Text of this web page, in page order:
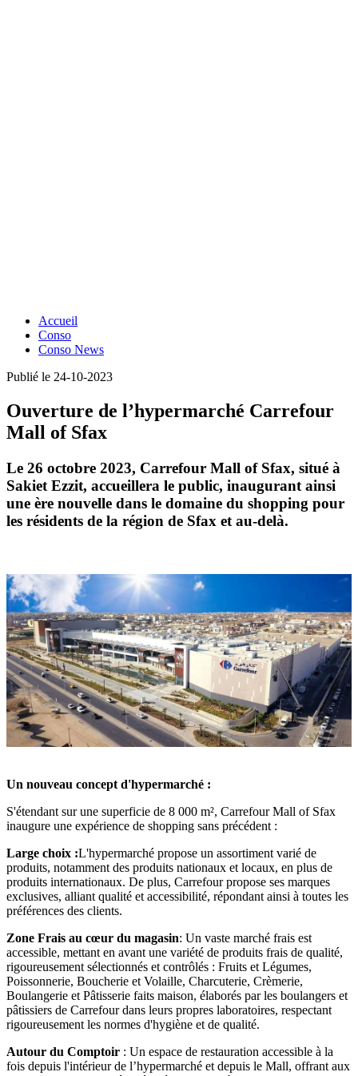
Accueil
Conso
Conso News
Publié le 24-10-2023
Ouverture de l’hypermarché Carrefour
Mall of Sfax
Le 26 octobre 2023, Carrefour Mall of Sfax, situé à
Sakiet Ezzit, accueillera le public, inaugurant ainsi
une ère nouvelle dans le domaine du shopping pour
les résidents de la région de Sfax et au-delà.
Un nouveau concept d'hypermarché :
S'étendant sur une superficie de 8 000 m², Carrefour Mall of Sfax
inaugure une expérience de shopping sans précédent :
Large choix :L'hypermarché propose un assortiment varié de
produits, notamment des produits nationaux et locaux, en plus de
produits internationaux. De plus, Carrefour propose ses marques
exclusives, alliant qualité et accessibilité, répondant ainsi à toutes les
préférences des clients.
Zone Frais au cœur du magasin: Un vaste marché frais est
accessible, mettant en avant une variété de produits frais de qualité,
rigoureusement sélectionnés et contrôlés : Fruits et Légumes,
Poissonnerie, Boucherie et Volaille, Charcuterie, Crèmerie,
Boulangerie et Pâtisserie faits maison, élaborés par les boulangers et
pâtissiers de Carrefour dans leurs propres laboratoires, respectant
rigoureusement les normes d'hygiène et de qualité.
Autour du Comptoir : Un espace de restauration accessible à la
fois depuis l'intérieur de l’hypermarché et depuis le Mall, offrant aux